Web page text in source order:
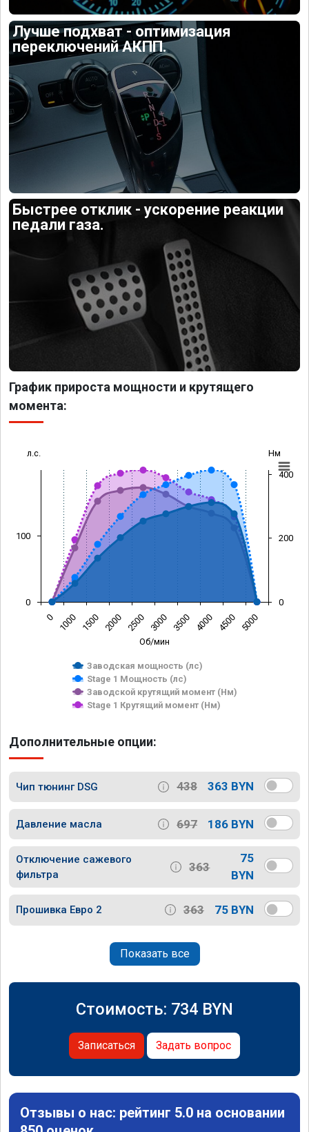
Лучше подхват - оптимизация
переключений АКПП.
Быстрее отклик - ускорение реакции
педали газа.
График прироста мощности и крутящего
момента:
Об/мин
л.с. Нм
Заводская мощность (лс)
Stage 1 Мощность (лс)
Заводской крутящий момент (Нм)
Stage 1 Крутящий момент (Нм)
0 1000 1500 2000 2500 3000 3500 4000 4500 5000
0
100
0
200
400
Дополнительные опции:
Чип тюнинг DSG 438 363 BYN
Давление масла 697 186 BYN
Отключение сажевого
фильтра
363
75
BYN
Прошивка Евро 2 363 75 BYN
Показать все
Стоимость: 734 BYN
Записаться Задать вопрос
Отзывы о нас: рейтинг 5.0 на основании